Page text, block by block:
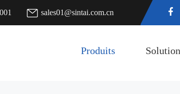
sales01@sintai.com.cn
Produits